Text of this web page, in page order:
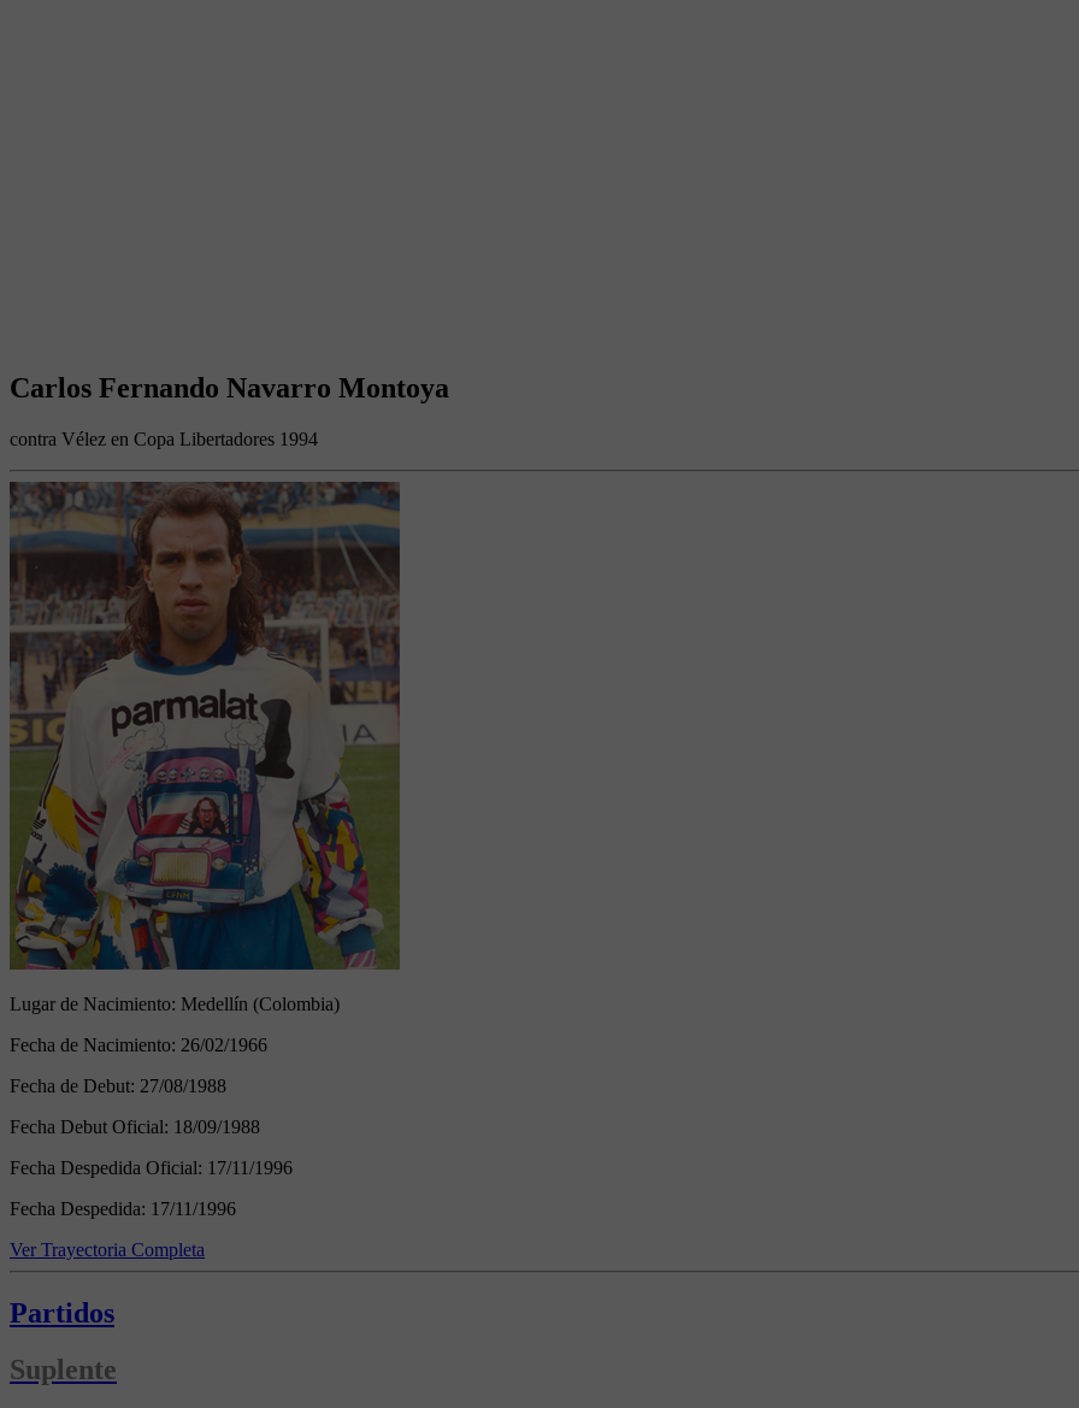
Carlos Fernando Navarro Montoya
contra Vélez en Copa Libertadores 1994
Lugar de Nacimiento: Medellín (Colombia)
Fecha de Nacimiento: 26/02/1966
Fecha de Debut: 27/08/1988
Fecha Debut Oficial: 18/09/1988
Fecha Despedida Oficial: 17/11/1996
Fecha Despedida: 17/11/1996
Ver Trayectoria Completa
Partidos
Suplente